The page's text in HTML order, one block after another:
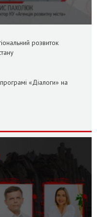
розвиток
«Діалоги» на